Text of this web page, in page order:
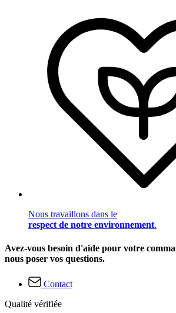
Nous travaillons dans le
respect de notre environnement.
Avez-vous besoin d'aide pour votre
nous poser vos questions.
Contact
Qualité vérifiée